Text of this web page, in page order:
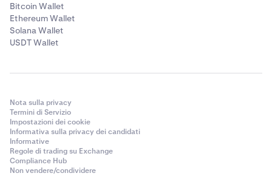
Bitcoin Wallet
Ethereum Wallet
Solana Wallet
USDT Wallet
Nota sulla privacy
Termini di Servizio
Impostazioni dei cookie
Informativa sulla privacy dei candidati
Informative
Regole di trading su Exchange
Compliance Hub
Non vendere/condividere